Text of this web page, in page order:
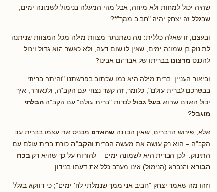
שהיה יכול למחות ולא מיחה, אבל מהי המעלה בנימול לשמונה ימים,
שבגלל זה יצחק יהיה "חביב ממך"*?
ובעצם, זו שאלה כללית: מה נשתנתה מצוות מילה מכל המצוות שניתנה
לתינוק בן שמונה ימים, שאין לו שום דעה, ולא כאשר הוא גדול ויכול
להכנס מרצונו בבריתו של אברהם אבינו?
וביאור העניין: ברית מילה היא כמו שכתוב בפרשתנו "והיתה בריתי
בבשרכם לברית עולם", כלומר, זה קשר נצחי עם הקב"ה, ולכאורה, איך
יכול האדם שהוא בעל גבול לכרות "ברית עולם" עם הקב"ה הבלתי
מוגבל?
אלא, פירוש הדברים, שאין הכוונה שהאדם מכניס את עצמו בברית עם
הקב"ה – הוא רק עושה את מעשה הברית והקב"ה כורת ברית עולם עם
התינוק. ולכן הברית היא לשמונה ימים – להורות על כך שהיא רק בכח
הבורא והנברא (הנימול) אינו מערב כלל את דעתו בנידון.
וזהו מה שאמר יצחק "חביב אני ממך שנמלתי לח' ימים"; כי דווקא בגלל